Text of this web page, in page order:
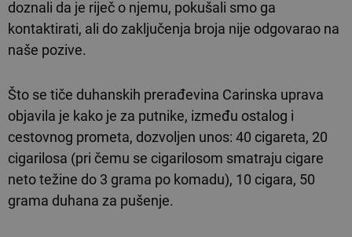
doznali da je riječ o njemu, pokušali smo ga
kontaktirati, ali do zaključenja broja nije odgovarao na
naše pozive.
Što se tiče duhanskih prerađevina Carinska uprava
objavila je kako je za putnike, između ostalog i
cestovnog prometa, dozvoljen unos: 40 cigareta, 20
cigarilosa (pri čemu se cigarilosom smatraju cigare
neto težine do 3 grama po komadu), 10 cigara, 50
grama duhana za pušenje.